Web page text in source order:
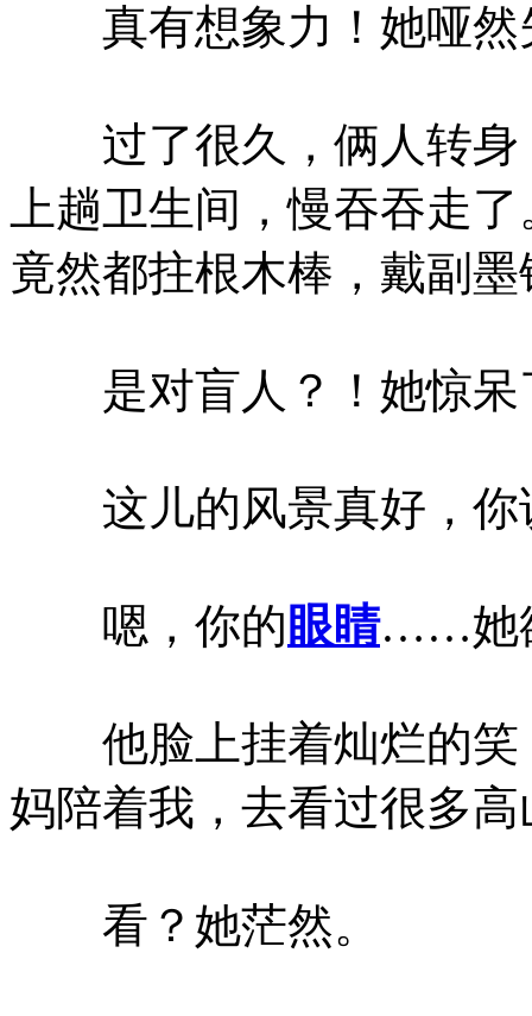
真有想象力！她哑然
过了很久，俩人转身
上趟卫生间，慢吞吞走
竟然都拄根木棒，戴副墨
是对盲人？！她惊呆
这儿的风景真好，你
嗯，你的 眼睛……她
他脸上挂着灿烂的笑
妈陪着我，去看过很多
看？她茫然。